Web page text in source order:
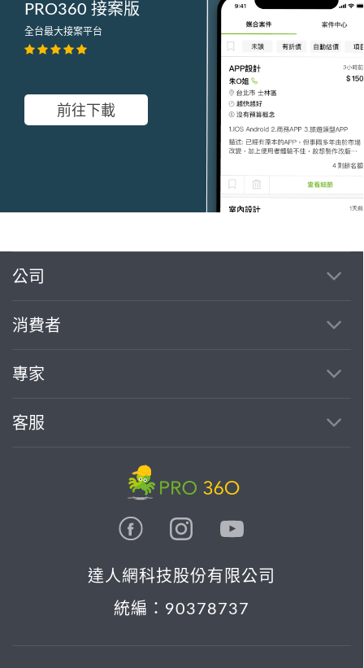
PRO360 接案版
全台最大接案平台
前往下載
公司
消費者
專家
客服
達人網科技股份有限公司
統編：90378737
繼續完成